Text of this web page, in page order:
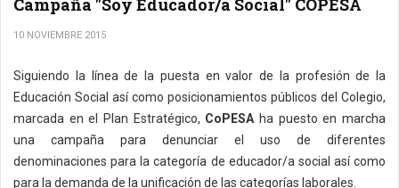
Campaña "Soy Educador/a Social" COPESA
10 NOVIEMBRE 2015
Siguiendo la línea de la puesta en valor de la profesión de la
Educación Social así como posicionamientos públicos del Colegio,
marcada en el Plan Estratégico, CoPESA ha puesto en marcha
una campaña para denunciar el uso de diferentes
denominaciones para la categoría de educador/a social así como
para la demanda de la unificación de las categorías laborales.